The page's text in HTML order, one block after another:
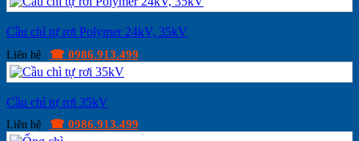
Cầu chì tự rơi Polymer 24kV, 35kV
Liên hệ ☎ 0986.913.499
Cầu chì tự rơi 35kV
Liên hệ ☎ 0986.913.499